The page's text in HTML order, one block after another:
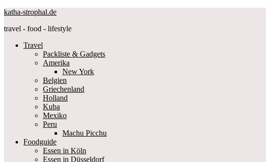
katha-strophal.de
travel - food - lifestyle
Travel
Packliste & Gadgets
Amerika
New York
Belgien
Griechenland
Holland
Kuba
Mexiko
Peru
Machu Picchu
Foodguide
Essen in Köln
Essen in Düsseldorf